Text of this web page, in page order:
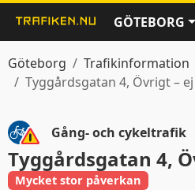
GÖTEBORG
Göteborg
Trafikinformation
Tyggårdsgatan 4, Övrigt –
Gång- och cykeltrafik
Tyggårdsgatan 4,
Mycket stor påverkan